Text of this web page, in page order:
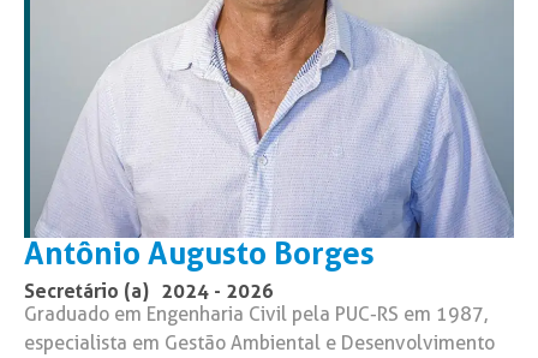
Antônio Augusto Borges
Secretário (a) 2024 - 2026
Graduado em Engenharia Civil pela PUC-RS em 1987,
especialista em Gestão Ambiental e Desenvolvimento